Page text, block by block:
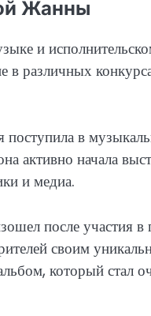
Жанны
и
различных
в
активно начала
и медиа.
после участия
своим
который стал